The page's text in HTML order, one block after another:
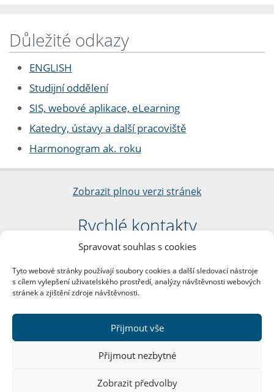
Spravovat souhlas s cookies
Tyto webové stránky používají soubory cookies a další sledovací nástroje
s cílem vylepšení uživatelského prostředí, analýzy návštěvnosti webových
stránek a zjištění zdroje návštěvnosti.
Přijmout vše
Přijmout nezbytné
Zobrazit předvolby
Důležité odkazy
ENGLISH
Studijní oddělení
SIS, webové aplikace, eLearning
Katedry, ústavy a další pracoviště
Harmonogram ak. roku
Zobrazit plnou verzi stránek
Rychlé kontakty
Filozofická fakulta
nám. Jana Palacha 1/2
116 38 Praha 1
DIČ: CZ00216208
Další kontakty